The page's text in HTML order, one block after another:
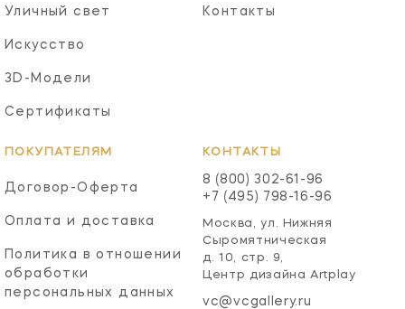
Уличный свет
Искусство
3D-Модели
Сертификаты
Контакты
ПОКУПАТЕЛЯМ
Договор-Оферта
Оплата и доставка
Политика в отношении
обработки
персональных данных
КОНТАКТЫ
8 (800) 302-61-96
+7 (495) 798-16-96
Москва, ул. Нижняя
Сыромятническая
д. 10, стр. 9,
Центр дизайна Artplay
vc@vcgallery.ru